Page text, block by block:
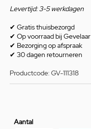
Levertijd: 3-5 werkdagen
✔ Gratis thuisbezorgd
✔ Op voorraad bij Gevelaar
✔ Bezorging op afspraak
✔ 30 dagen retourneren
Productcode: GV-111318
Aantal